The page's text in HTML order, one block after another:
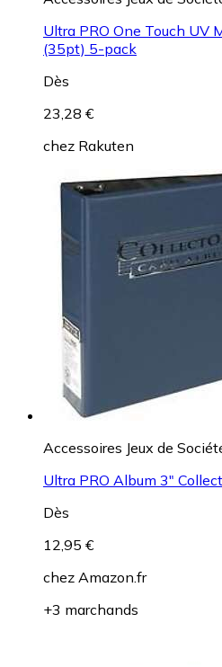
Ultra PRO One Touch UV
(35pt) 5-pack
Dès
23,28 €
chez Rakuten
Accessoires Jeux de
Ultra PRO Album 3"
Dès
12,95 €
chez Amazon.fr
+3 marchands